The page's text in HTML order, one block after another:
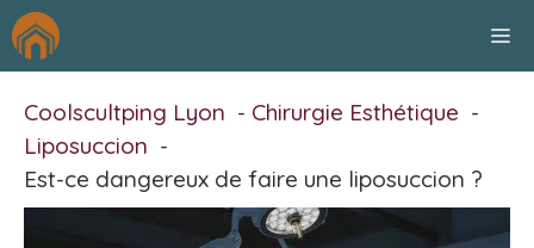
Aller
au
Coolscultping Lyon
Chirurgie Esthétique
Liposuccion
Est-ce dangereux de faire une liposuccion ?